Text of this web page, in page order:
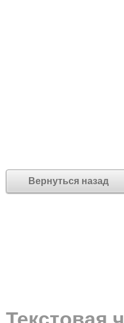
Вернуться назад